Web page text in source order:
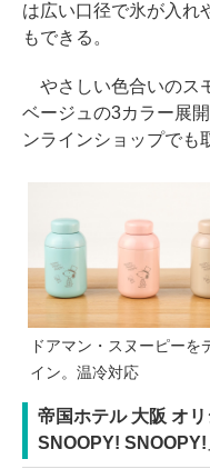
は広い口径で氷が入れ
もできる。
やさしい色合いのス
ベージュの3カラー展
ンラインショップでも
ドアマン・スヌーピーを
イン。温冷対応
帝国ホテル 大阪 オ
SNOOPY! SNOOPY!